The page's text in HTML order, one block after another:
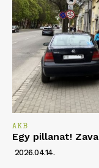
AKB
Egy pillanat!
2026.04.14.